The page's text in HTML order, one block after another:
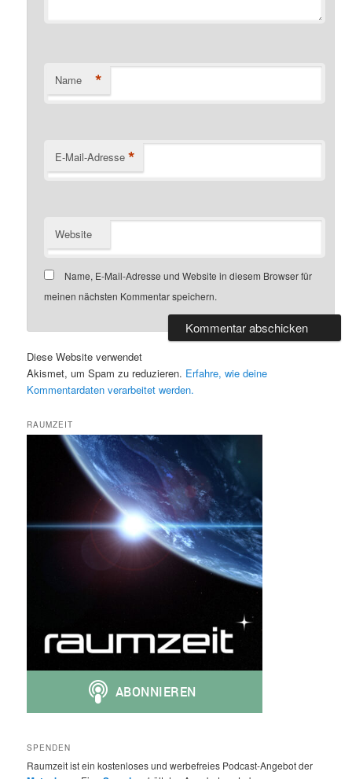
Name *
E-Mail-Adresse *
Website
Name, E-Mail-Adresse und Website in diesem Browser für
meinen nächsten Kommentar speichern.
Diese Website verwendet
Akismet, um Spam zu reduzieren. Erfahre, wie deine
Kommentardaten verarbeitet werden.
RAUMZEIT
SPENDEN
Raumzeit ist ein kostenloses und werbefreies Podcast-Angebot der